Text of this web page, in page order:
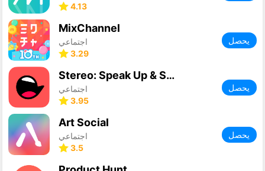
4.13
MixChannel
اجتماعي
3.29
يحصل
Stereo: Speak Up & Share
اجتماعي
3.95
يحصل
Art Social
اجتماعي
3.5
يحصل